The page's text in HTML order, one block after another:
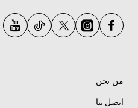
من نحن
اتصل بنا